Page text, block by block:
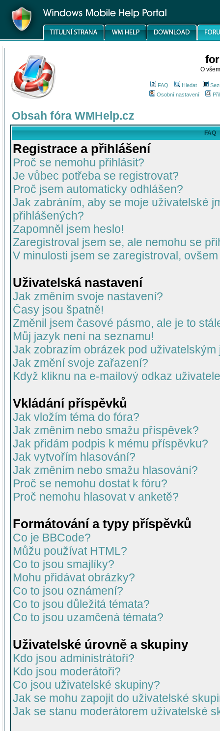
O
FAQ Hledat
Osobní nastavení
Obsah fóra WMHelp.cz
FAQ
Registrace a přihlášení
Proč se nemohu přihlásit?
Je vůbec potřeba se registrovat?
Proč jsem automaticky odhlášen?
Jak zabráním, aby se moje uživatelské
přihlášených?
Zapomněl jsem heslo!
Zaregistroval jsem se, ale nemohu se
V minulosti jsem se zaregistroval,
Uživatelská nastavení
Jak změním svoje nastavení?
Časy jsou špatně!
Změnil jsem časové pásmo, ale je to
Můj jazyk není na seznamu!
Jak zobrazím obrázek pod uživatelským
Jak změní svoje zařazení?
Když kliknu na e-mailový odkaz
Vkládání příspěvků
Jak vložím téma do fóra?
Jak změním nebo smažu příspěvek?
Jak přidám podpis k mému příspěvku?
Jak vytvořím hlasování?
Jak změním nebo smažu hlasování?
Proč se nemohu dostat k fóru?
Proč nemohu hlasovat v anketě?
Formátování a typy příspěvků
Co je BBCode?
Můžu používat HTML?
Co to jsou smajlíky?
Mohu přidávat obrázky?
Co to jsou oznámení?
Co to jsou důležitá témata?
Co to jsou uzamčená témata?
Uživatelské úrovně a skupiny
Kdo jsou administrátoři?
Kdo jsou moderátoři?
Co jsou uživatelské skupiny?
Jak se mohu zapojit do uživatelské
Jak se stanu moderátorem uživatelské